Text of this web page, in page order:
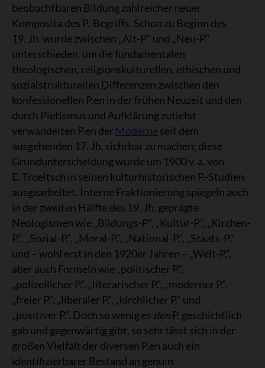
beobachtbaren Bildung zahlreicher neuer
Komposita des P.-Begriffs. Schon zu Beginn des
19. Jh. wurde zwischen „Alt-P.“ und „Neu-P.“
unterschieden, um die fundamentalen
theologischen, religionskulturellen, ethischen und
sozialstrukturellen Differenzen zwischen den
konfessionellen P.en in der frühen Neuzeit und den
durch Pietismus und Aufklärung zutiefst
verwandelten P.en der Moderneseit dem
ausgehenden 17. Jh. sichtbar zu machen; diese
Grundunterscheidung wurde um 1900 v. a. von
E. Troeltsch in seinen kulturhistorischen P.-Studien
ausgearbeitet. Interne Fraktionierung spiegeln auch
in der zweiten Hälfte des 19. Jh. geprägte
Neologismen wie „Bildungs-P.“, „Kultur-P.“, „Kirchen-
P.“, „Sozial-P.“, „Moral-P.“, „National-P.“, „Staats-P.“
und – wohl erst in den 1920er Jahren – „Welt-P.“,
aber auch Formeln wie „politischer P.“,
„polizeilicher P.“, „literarischer P.“, „moderner P.“,
„freier P.“, „liberaler P.“, „kirchlicher P.“ und
„positiver P.“. Doch so wenig es den P. geschichtlich
gab und gegenwärtig gibt, so sehr lässt sich in der
großen Vielfalt der diversen P.en auch ein
identifizierbarer Bestand an genuin